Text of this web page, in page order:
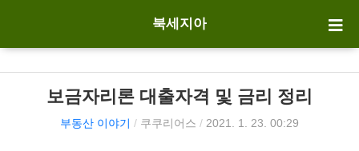
북세지아
보금자리론 대출자격 및 금리 정리
부동산 이야기 / 쿠쿠리어스 / 2021. 1. 23. 00:29